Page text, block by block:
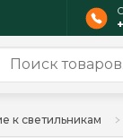
к светильникам